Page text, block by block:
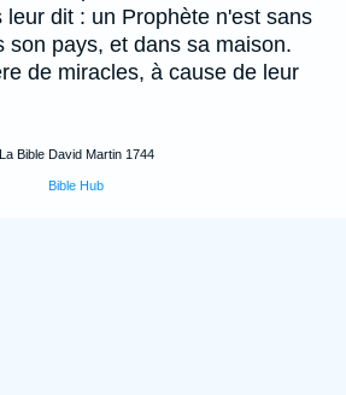
leur dit : un Prophète n'est sans
son pays, et dans sa maison.
de miracles, à cause de leur
La Bible David Martin 1744
Bible Hub